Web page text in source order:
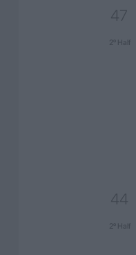
47
2º Half
44
2º Half